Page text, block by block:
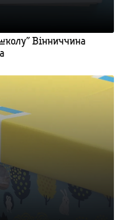
Вінниччина